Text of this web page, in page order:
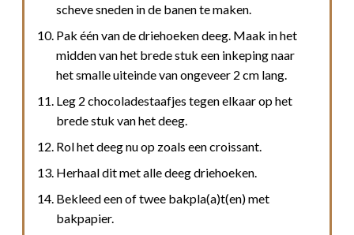
scheve sneden in de banen te maken.
Pak één van de driehoeken deeg. Maak in het
midden van het brede stuk een inkeping naar
het smalle uiteinde van ongeveer 2 cm lang.
Leg 2 chocoladestaafjes tegen elkaar op het
brede stuk van het deeg.
Rol het deeg nu op zoals een croissant.
Herhaal dit met alle deeg driehoeken.
Bekleed een of twee bakpla(a)t(en) met
bakpapier.